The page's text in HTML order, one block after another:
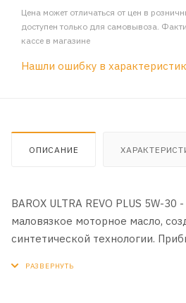
Цена может отличаться от цен в
доступен только для самовывоза.
кассе в магазине
Нашли ошибку в
ОПИСАНИЕ
BAROX ULTRA REVO PLUS 5W-
маловязкое моторное масло,
синтетической технологии.